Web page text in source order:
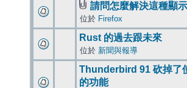
請問怎麼解決這種顯
位於 Firefox
Rust 的過去跟未來
位於 新聞與報導
Thunderbird 91 砍掉了
的功能